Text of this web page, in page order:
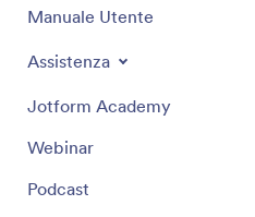
Manuale Utente
Assistenza
Jotform Academy
Webinar
Podcast